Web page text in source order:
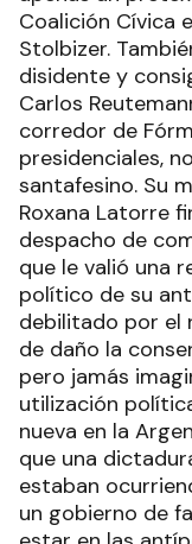
Coalición Cívica
Stolbizer.
disidente y
Carlos
corredor de
presidenciales,
santafesino. Su
Roxana Latorre
despacho de
que le valió una
político de su
debilitado por el
de daño la
pero jamás
utilización
nueva en la
que una
estaban
un gobierno de